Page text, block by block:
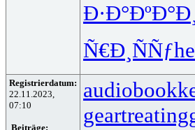
Ð·Ð°ÐºÐ°
Ñ€Ð¸ÑÑƒ
Registrierdatum:
22.11.2023,
07:10
Beiträge:
geartreating